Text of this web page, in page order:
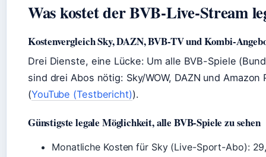
Was kostet der BVB-Live-Stream
Kostenvergleich Sky, DAZN, BVB-TV und Kombi-
Drei Dienste, eine Lücke: Um alle BVB-Spiele
sind drei Abos nötig: Sky/WOW, DAZN und
(YouTube (Testbericht)).
Günstigste legale Möglichkeit, alle BVB-Spiele zu sehen
Monatliche Kosten für Sky (Live-Sport-Abo):